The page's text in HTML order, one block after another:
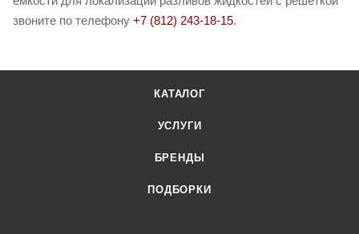
звоните по телефону +7 (812) 243-18-15.
КАТАЛОГ
УСЛУГИ
БРЕНДЫ
ПОДБОРКИ